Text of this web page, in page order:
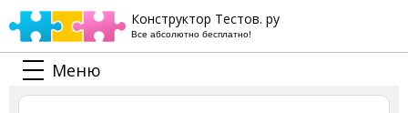
Конструктор Тестов. ру
Все абсолютно бесплатно!
Меню